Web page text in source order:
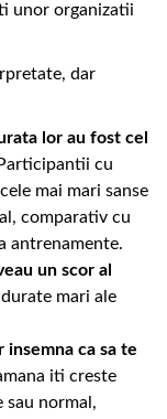
unor organizatii
dar
lor au fost cel
cu
mai mari sanse
comparativ cu
antrenamente.
un scor al
mari ale
ca sa te
iti creste
sau normal,